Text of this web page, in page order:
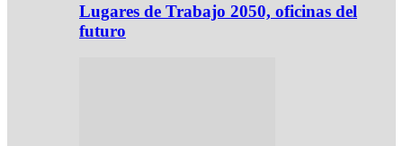
Lugares de Trabajo 2050, oficinas del
futuro